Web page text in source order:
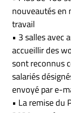
nouveautés en
travail
• 3 salles avec
accueillir des
sont reconnus
salariés
envoyé par e-
• La remise du